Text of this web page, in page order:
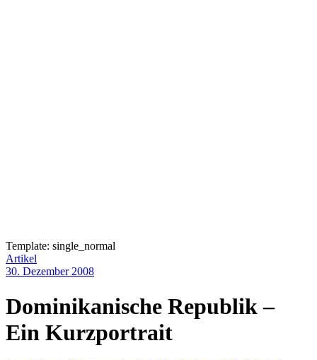
Template: single_normal
Artikel
30. Dezember 2008
Dominikanische Republik –
Ein Kurzportrait